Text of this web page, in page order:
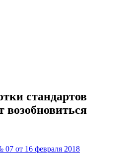
стандартов
возобновиться
от 16 февраля 2018